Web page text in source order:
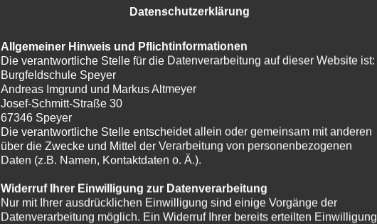
Datenschutzerklärung
Allgemeiner Hinweis und Pflichtinformationen
Die verantwortliche Stelle für die Datenverarbeitung auf dieser Website ist:
Burgfeldschule Speyer
Andreas Imgrund und Markus Altmeyer
Josef-Schmitt-Straße 30
67346 Speyer
Die verantwortliche Stelle entscheidet allein oder gemeinsam mit anderen
über die Zwecke und Mittel der Verarbeitung von personenbezogenen
Daten (z.B. Namen, Kontaktdaten o. Ä.).
Widerruf Ihrer Einwilligung zur Datenverarbeitung
Nur mit Ihrer ausdrücklichen Einwilligung sind einige Vorgänge der
Datenverarbeitung möglich. Ein Widerruf Ihrer bereits erteilten Einwilligung